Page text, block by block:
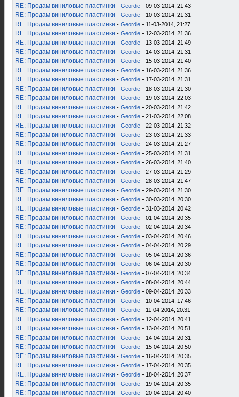
RE: Продам виниловые пластинки - Geordie - 09-03-2014, 21:43
RE: Продам виниловые пластинки - Geordie - 10-03-2014, 21:31
RE: Продам виниловые пластинки - Geordie - 11-03-2014, 21:27
RE: Продам виниловые пластинки - Geordie - 12-03-2014, 21:36
RE: Продам виниловые пластинки - Geordie - 13-03-2014, 21:49
RE: Продам виниловые пластинки - Geordie - 14-03-2014, 21:31
RE: Продам виниловые пластинки - Geordie - 15-03-2014, 21:40
RE: Продам виниловые пластинки - Geordie - 16-03-2014, 21:36
RE: Продам виниловые пластинки - Geordie - 17-03-2014, 21:31
RE: Продам виниловые пластинки - Geordie - 18-03-2014, 21:30
RE: Продам виниловые пластинки - Geordie - 19-03-2014, 22:03
RE: Продам виниловые пластинки - Geordie - 20-03-2014, 21:42
RE: Продам виниловые пластинки - Geordie - 21-03-2014, 22:08
RE: Продам виниловые пластинки - Geordie - 22-03-2014, 21:32
RE: Продам виниловые пластинки - Geordie - 23-03-2014, 21:33
RE: Продам виниловые пластинки - Geordie - 24-03-2014, 21:27
RE: Продам виниловые пластинки - Geordie - 25-03-2014, 21:31
RE: Продам виниловые пластинки - Geordie - 26-03-2014, 21:40
RE: Продам виниловые пластинки - Geordie - 27-03-2014, 21:29
RE: Продам виниловые пластинки - Geordie - 28-03-2014, 21:47
RE: Продам виниловые пластинки - Geordie - 29-03-2014, 21:30
RE: Продам виниловые пластинки - Geordie - 30-03-2014, 20:30
RE: Продам виниловые пластинки - Geordie - 31-03-2014, 20:42
RE: Продам виниловые пластинки - Geordie - 01-04-2014, 20:35
RE: Продам виниловые пластинки - Geordie - 02-04-2014, 20:34
RE: Продам виниловые пластинки - Geordie - 03-04-2014, 20:46
RE: Продам виниловые пластинки - Geordie - 04-04-2014, 20:29
RE: Продам виниловые пластинки - Geordie - 05-04-2014, 20:36
RE: Продам виниловые пластинки - Geordie - 06-04-2014, 20:30
RE: Продам виниловые пластинки - Geordie - 07-04-2014, 20:34
RE: Продам виниловые пластинки - Geordie - 08-04-2014, 20:44
RE: Продам виниловые пластинки - Geordie - 09-04-2014, 20:33
RE: Продам виниловые пластинки - Geordie - 10-04-2014, 17:46
RE: Продам виниловые пластинки - Geordie - 11-04-2014, 20:31
RE: Продам виниловые пластинки - Geordie - 12-04-2014, 20:41
RE: Продам виниловые пластинки - Geordie - 13-04-2014, 20:51
RE: Продам виниловые пластинки - Geordie - 14-04-2014, 20:31
RE: Продам виниловые пластинки - Geordie - 15-04-2014, 20:50
RE: Продам виниловые пластинки - Geordie - 16-04-2014, 20:35
RE: Продам виниловые пластинки - Geordie - 17-04-2014, 20:35
RE: Продам виниловые пластинки - Geordie - 18-04-2014, 20:37
RE: Продам виниловые пластинки - Geordie - 19-04-2014, 20:35
RE: Продам виниловые пластинки - Geordie - 20-04-2014, 20:40